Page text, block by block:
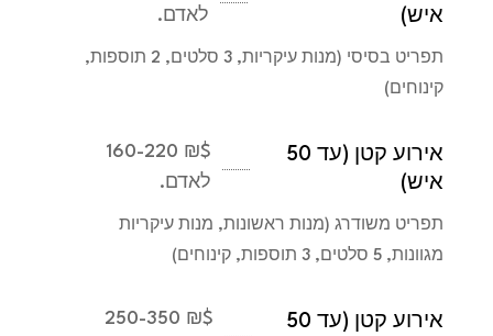
איש)
לאדם.
תפריט בסיסי (מנות עיקריות, 3 סלטים, 2 תוספות,
קינוחים)
אירוע קטן (עד 50
איש)
$
₪ 160-220
לאדם.
תפריט משודרג (מנות ראשונות, מנות עיקריות
מגוונות, 5 סלטים, 3 תוספות, קינוחים)
אירוע קטן (עד 50
$
₪ 250-350